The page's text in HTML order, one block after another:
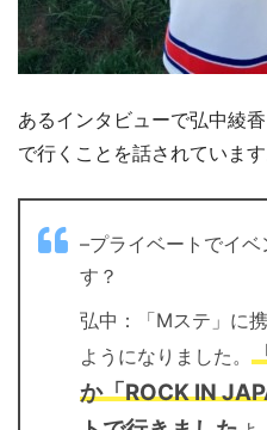
あるインタビューで弘中綾
で行くことを話されています
–プライベートでイ
す？
弘中：「Mステ」に
ようになりました。
か「ROCK IN